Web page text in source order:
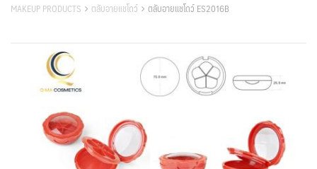
MAKEUP PRODUCTS ตลับอายแชโดว์ ตลับอายแชโดว์ ES2016B